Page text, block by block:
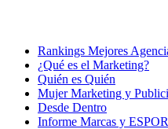
Rankings Mejores
¿Qué es el Marketing?
Quién es Quién
Mujer Marketing y
Desde Dentro
Informe Marcas y